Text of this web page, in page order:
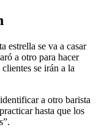
estrella se va a casar
a otro para hacer
se irán a la
a otro barista
hasta que los